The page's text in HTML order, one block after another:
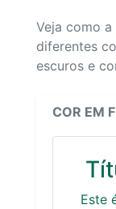
Veja como
diferentes
escuros e
COR EM
Este